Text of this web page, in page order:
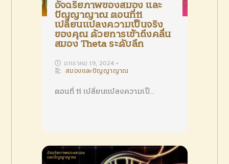
อัจฉริยภาพของสมอง และ
ปัญญาญาณ ตอนที่11
เปลี่ยนแปลงความเป็นจริง
ของคุณ ด้วยการเข้าถึงคลื่น
สมอง Theta ระดับลึก
มกราคม 19, 2024 •
สมองและปัญญาญาณ
ตอนที่ 11 เปลี่ยนแปลงความเป็…